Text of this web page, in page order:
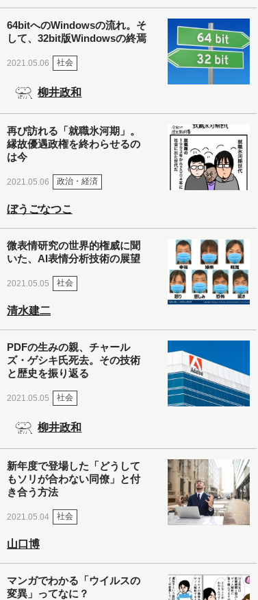
64bitへのWindowsの流れ。そ
して、32bit版Windowsの終焉
2021.05.06 社会
柳井政和
再び訪れる「就職氷河期」。
縁故優遇政権を終わらせるの
は今
2021.05.06 政治・経済
ぼうごなつこ
微表情研究の世界的権威に聞
いた、AI表情分析技術の展望
2021.05.05 社会
清水建二
PDFの生みの親、チャール
ズ・ゲシキ氏死去。その技術
と歴史を振り返る
2021.05.05 社会
柳井政和
新年度で登場した「どうして
もソリが合わない同僚」と付
き合う方法
2021.05.04 社会
山口博
マンガでわかる「ウイルスの
変異」ってなに？